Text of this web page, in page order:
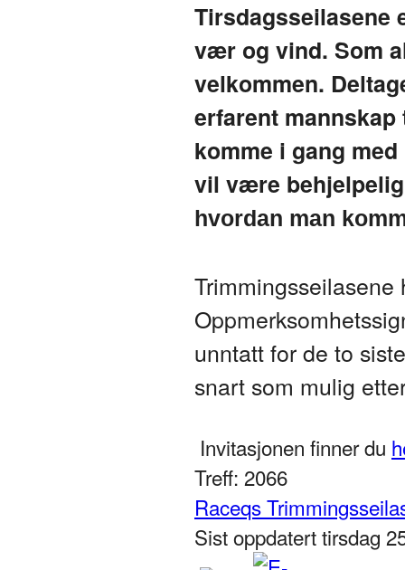
Tirsdagsseilasene
vær og vind. Som
velkommen.
erfarent
komme i gang
vil være
hvordan man
unntatt for de to
snart som mulig
Invitasjonen finner du
Treff: 2066
Raceqs
Sist oppdatert tirsdag